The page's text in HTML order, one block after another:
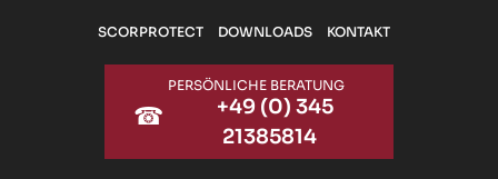
Zum Hauptinhalt springen
SCORPROTECT DOWNLOADS KONTAKT
☎
PERSÖNLICHE BERATUNG
+49 (0) 345
21385814